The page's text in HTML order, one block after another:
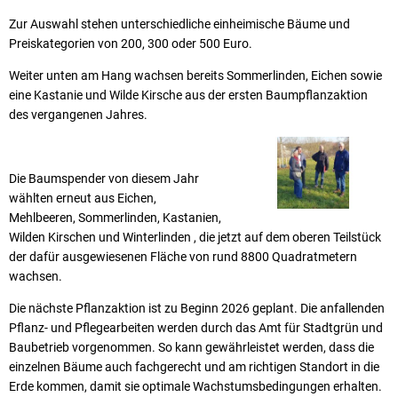
Zur Auswahl stehen unterschiedliche einheimische Bäume und
Preiskategorien von 200, 300 oder 500 Euro.
Weiter unten am Hang wachsen bereits Sommerlinden, Eichen sowie
eine Kastanie und Wilde Kirsche aus der ersten Baumpflanzaktion
des vergangenen Jahres.
Die Baumspender von diesem Jahr
wählten erneut aus Eichen,
Mehlbeeren, Sommerlinden, Kastanien,
Wilden Kirschen und Winterlinden , die jetzt auf dem oberen Teilstück
der dafür ausgewiesenen Fläche von rund 8800 Quadratmetern
wachsen.
Die nächste Pflanzaktion ist zu Beginn 2026 geplant. Die anfallenden
Pflanz- und Pflegearbeiten werden durch das Amt für Stadtgrün und
Baubetrieb vorgenommen. So kann gewährleistet werden, dass die
einzelnen Bäume auch fachgerecht und am richtigen Standort in die
Erde kommen, damit sie optimale Wachstumsbedingungen erhalten.